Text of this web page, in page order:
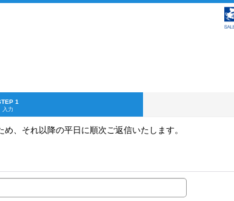
1
入力
、それ以降の平日に順次ご返信いたします。